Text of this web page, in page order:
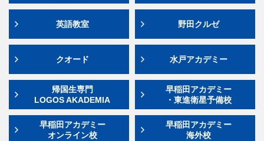
英語教室 野田クルゼ
クオード 水戸アカデミー
帰国生専門
LOGOS AKADEMIA
早稲田アカデミー
・東進衛星予備校
早稲田アカデミー
オンライン校
早稲田アカデミー
海外校